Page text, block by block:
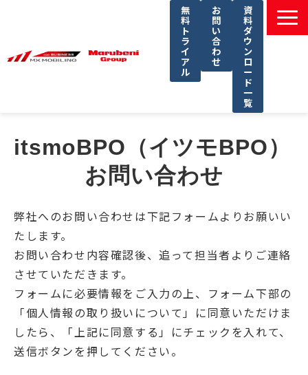
無
料
ト
ラ
イ
ア
ル
お
問
い
合
わ
せ
資
料
ダ
ウ
ン
ロ
ー
ド
一
覧
課題別ソリューション一覧
サービス一覧
セミナー
コラム
よくあるご質問
お問い合わせ
弊社へのお問い合わせは下記フォームよりお願いい
たします。
お問い合わせ内容確認後、追って担当者よりご連絡
させていただきます。
フォームに必要情報をご入力の上、フォーム下部の
「個人情報の取り扱いについて」に同意いただけま
したら、「上記に同意する」にチェックを入れて、
送信ボタンを押してください。